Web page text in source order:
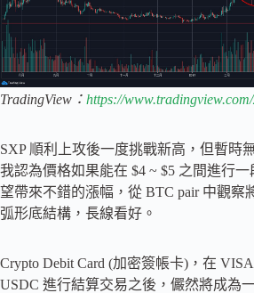
TradingView： https://
SXP 順利上攻後一度挑戰新高，但暫時
我認為價格如果能在 $4 ~ $5 之間進行
望帶來不錯的漲幅，從 BTC pair 中觀察
弧形底結構，長線看好。
Crypto Debit Card (加密簽帳卡)，在
USDC 進行結算交易之後，儼然將成為